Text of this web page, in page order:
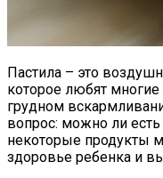
Пастила – это
которое любят
грудном
вопрос: можно ли есть
некоторые продукты
здоровье ребенка и